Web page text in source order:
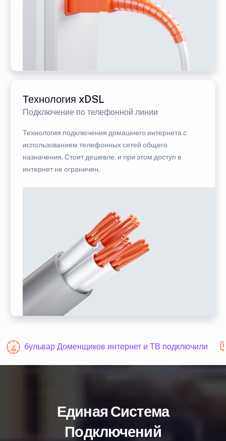
Технология xDSL
Подключение по телефонной линии
Технология подключения домашнего интернета с
использованием телефонных сетей общего
назначения. Стоит дешевле, и при этом доступ в
интернет не ограничен.
бульвар Доменщиков интернет и ТВ подключили
Единая Система
Подключений